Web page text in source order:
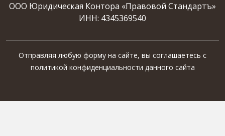
ООО Юридическая Контора «Правовой Стандартъ»
ИНН: 4345369540
Отправляя любую форму на сайте, вы соглашаетесь с
политикой конфиденциальности данного сайта